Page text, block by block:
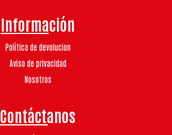
Información
Política de devolucion
Aviso de privacidad
Nosotros
Contáctanos